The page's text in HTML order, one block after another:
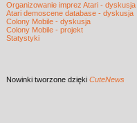
Organizowanie imprez Atari - dyskusja
Atari demoscene database - dyskusja
Colony Mobile - dyskusja
Colony Mobile - projekt
Statystyki
Nowinki tworzone dzięki CuteNews